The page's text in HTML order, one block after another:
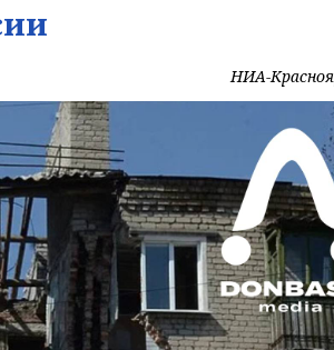
НИА-